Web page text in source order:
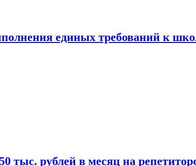
единых требований к
тыс. рублей в месяц на